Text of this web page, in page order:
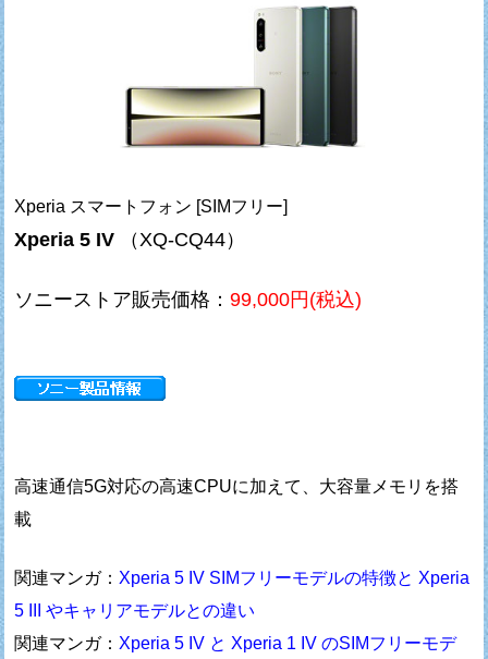
Xperia スマートフォン [SIMフリー]
Xperia 5 IV （XQ-CQ44）
ソニーストア販売価格：99,000円(税込)
高速通信5G対応の高速CPUに加えて、大容量メモリを搭
載
関連マンガ： Xperia 5 IV SIMフリーモデルの特徴と Xperia
5 III やキャリアモデルとの違い
関連マンガ： Xperia 5 IV と Xperia 1 IV のSIMフリーモデ